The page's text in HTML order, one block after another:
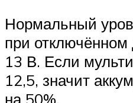
Нормальный
при отключённом
13 В. Если
12,5, значит
на 50%.